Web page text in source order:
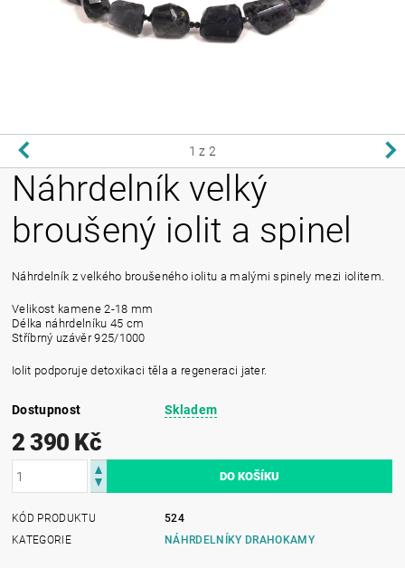
1 z 2
Náhrdelník velký
broušený iolit a spinel
Náhrdelník z velkého broušeného iolitu a malými spinely mezi iolitem.
Velikost kamene 2-18 mm
Délka náhrdelníku 45 cm
Stříbrný uzávěr 925/1000
Iolit podporuje detoxikaci těla a regeneraci jater.
Dostupnost Skladem
2 390 Kč
KÓD PRODUKTU
524
KATEGORIE
NÁHRDELNÍKY DRAHOKAMY